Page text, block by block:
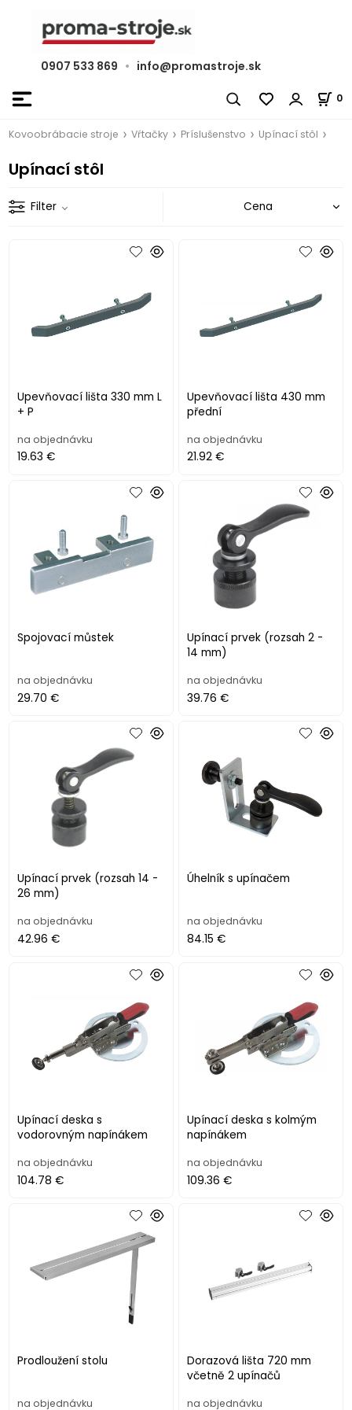
0907 533 869 • info@promastroje.sk
0
Kovoobrábacie stroje Vŕtačky Príslušenstvo Upínací stôl
Upínací stôl
Filter
Upevňovací lišta 330 mm L
+ P
na objednávku
19.63 €
Upevňovací lišta 430 mm
přední
na objednávku
21.92 €
Spojovací můstek
na objednávku
29.70 €
Upínací prvek (rozsah 2 -
14 mm)
na objednávku
39.76 €
Upínací prvek (rozsah 14 -
26 mm)
na objednávku
42.96 €
Úhelník s upínačem
na objednávku
84.15 €
Upínací deska s
vodorovným napínákem
na objednávku
104.78 €
Upínací deska s kolmým
napínákem
na objednávku
109.36 €
Prodloužení stolu
na objednávku
Dorazová lišta 720 mm
včetně 2 upínačů
na objednávku